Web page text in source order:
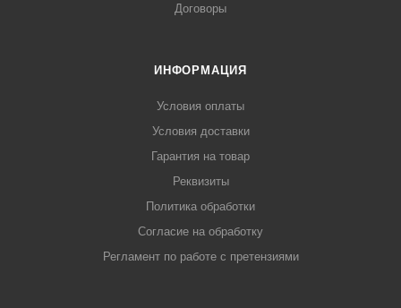
Договоры
ИНФОРМАЦИЯ
Условия оплаты
Условия доставки
Гарантия на товар
Реквизиты
Политика обработки
Согласие на обработку
Регламент по работе с претензиями